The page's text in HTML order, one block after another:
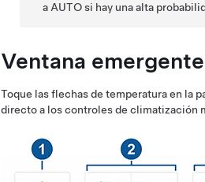
a AUTO si hay una alta
Ventana
Toque las flechas de temperatura en la
directo a los controles de climatización